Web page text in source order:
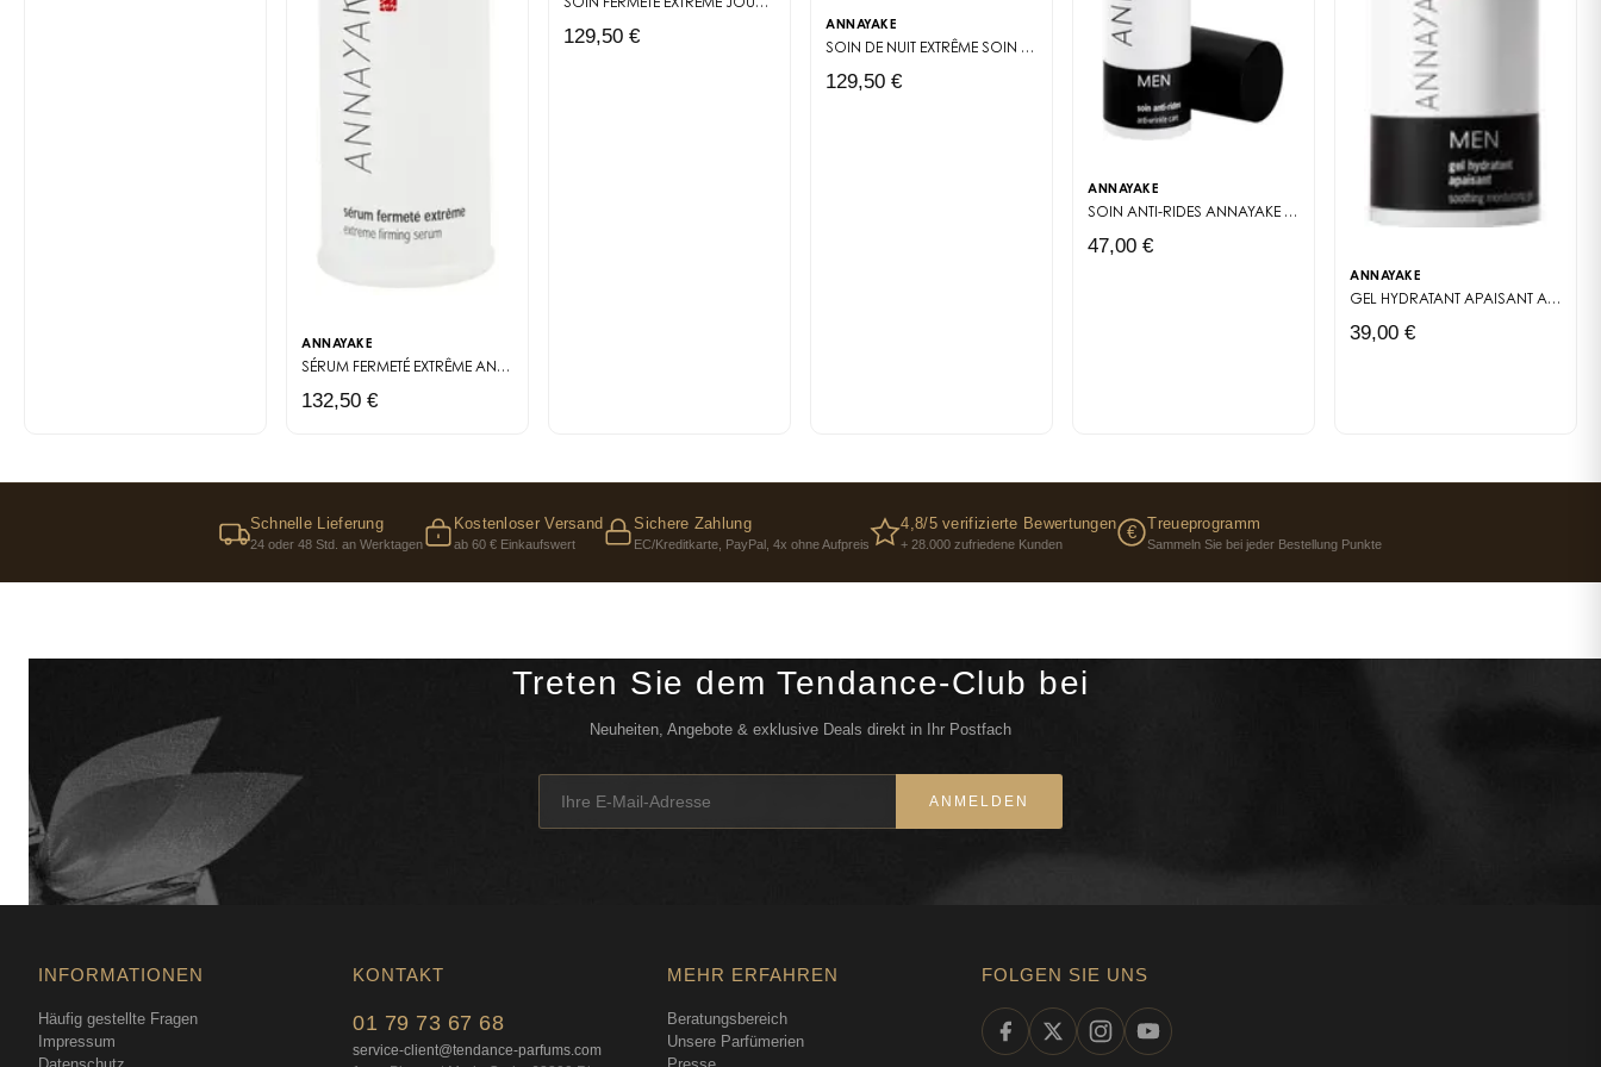
ANNAYAKE
SÉRUM FERMETÉ EXTRÊME ANTI-AGE EXTRÊME
132,50 €
SOIN FERMETÉ EXTRÊME JOUR CRÈME DE JOUR RAFFERMISSANTE 50 ML FORMULÉE POUR AMÉLIORER LA FERMETÉ, L'ÉLASTICITÉ ET L'ÉCLAT DE LA PEAU
129,50 € ANNAYAKE
SOIN DE NUIT EXTRÊME SOIN DE NUIT HAUTE TECHNOLOGIE : FERMETÉ ET ÉCLAT PENDANT LE PIC DE RÉGÉNÉRATION CELLULAIRE.
129,50 €
ANNAYAKE
SOIN ANTI-RIDES ANNAYAKE MEN
47,00 €
ANNAYAKE
GEL HYDRATANT APAISANT ANNAYAKE MEN
39,00 €
Schnelle Lieferung
24 oder 48 Std. an Werktagen
Kostenloser Versand
ab 60 € Einkaufswert
Sichere Zahlung
EC/Kreditkarte, PayPal, 4x ohne Aufpreis
4,8/5 verifizierte Bewertungen
+ 28.000 zufriedene Kunden
€ Treueprogramm
Sammeln Sie bei jeder Bestellung Punkte
Treten Sie dem Tendance-Club bei
Neuheiten, Angebote & exklusive Deals direkt in Ihr Postfach
ANMELDEN
INFORMATIONEN
Häufig gestellte Fragen
Impressum
KONTAKT
01 79 73 67 68
service-client@tendance-parfums.com
MEHR ERFAHREN
Beratungsbereich
Unsere Parfümerien
FOLGEN SIE UNS